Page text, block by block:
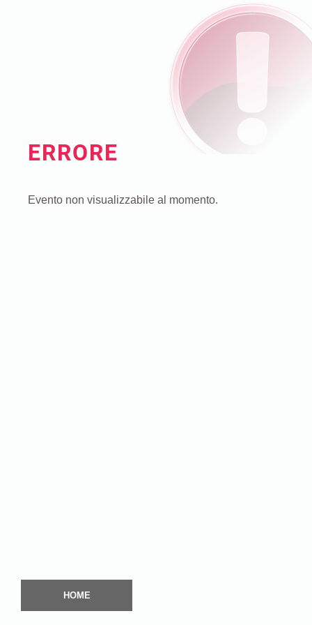
ERRORE
Evento non visualizzabile al momento.